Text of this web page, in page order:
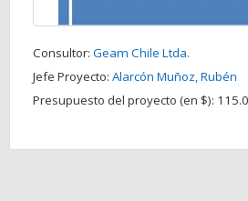
Consultor: Geam Chile Ltda.
Jefe Proyecto: Alarcón Muñoz, Rubén
Presupuesto del proyecto (en $):